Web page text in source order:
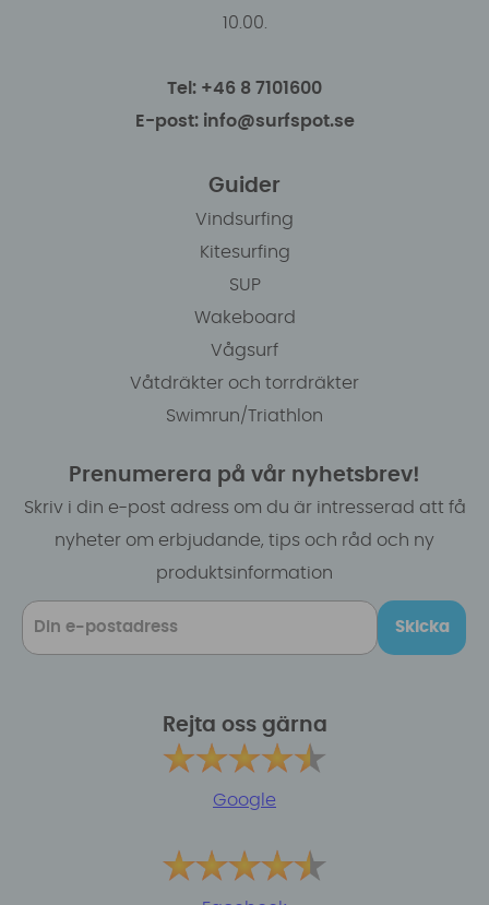
10.00.
Tel: +46 8 7101600
E-post: info@surfspot.se
Guider
Vindsurfing
Kitesurfing
SUP
Wakeboard
Vågsurf
Våtdräkter och torrdräkter
Swimrun/Triathlon
Prenumerera på vår nyhetsbrev!
Skriv i din e-post adress om du är intresserad att få
nyheter om erbjudande, tips och råd och ny
produktsinformation
Skicka
Rejta oss gärna
Google